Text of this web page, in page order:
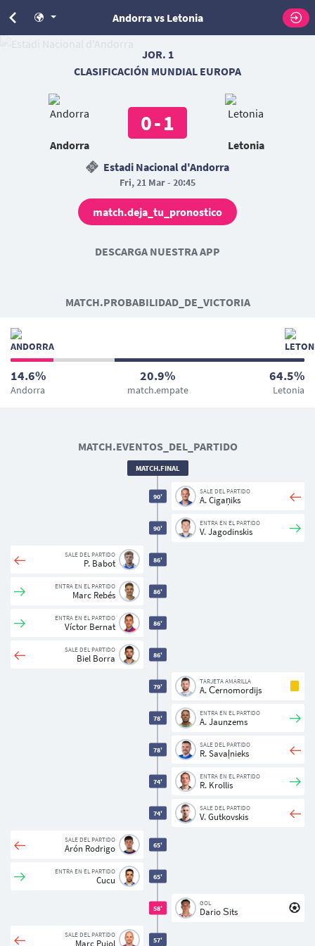
Andorra vs Letonia
JOR. 1
CLASIFICACIÓN MUNDIAL EUROPA
Andorra
0-1
Letonia
Estadi Nacional d'Andorra
Fri, 21 Mar - 20:45
match.deja_tu_pronostico
DESCARGA NUESTRA APP
MATCH.PROBABILIDAD_DE_VICTORIA
14.6%
Andorra
20.9%
match.empate
64.5%
Letonia
MATCH.EVENTOS_DEL_PARTIDO
57'
SALE DEL PARTIDO
Marc Pujol
58'
GOL
Dario Šits
65'
ENTRA EN EL PARTIDO
Cucu
65'
SALE DEL PARTIDO
Arón Rodrigo
74'
SALE DEL PARTIDO
V. Gutkovskis
74'
ENTRA EN EL PARTIDO
R. Krollis
78'
SALE DEL PARTIDO
R. Savaļnieks
78'
ENTRA EN EL PARTIDO
A. Jaunzems
79'
TARJETA AMARILLA
A. Černomordijs
86'
SALE DEL PARTIDO
Biel Borra
86'
ENTRA EN EL PARTIDO
Víctor Bernat
86'
ENTRA EN EL PARTIDO
Marc Rebés
86'
SALE DEL PARTIDO
P. Babot
90'
ENTRA EN EL PARTIDO
V. Jagodinskis
90'
SALE DEL PARTIDO
A. Cigaņiks
MATCH.FINAL